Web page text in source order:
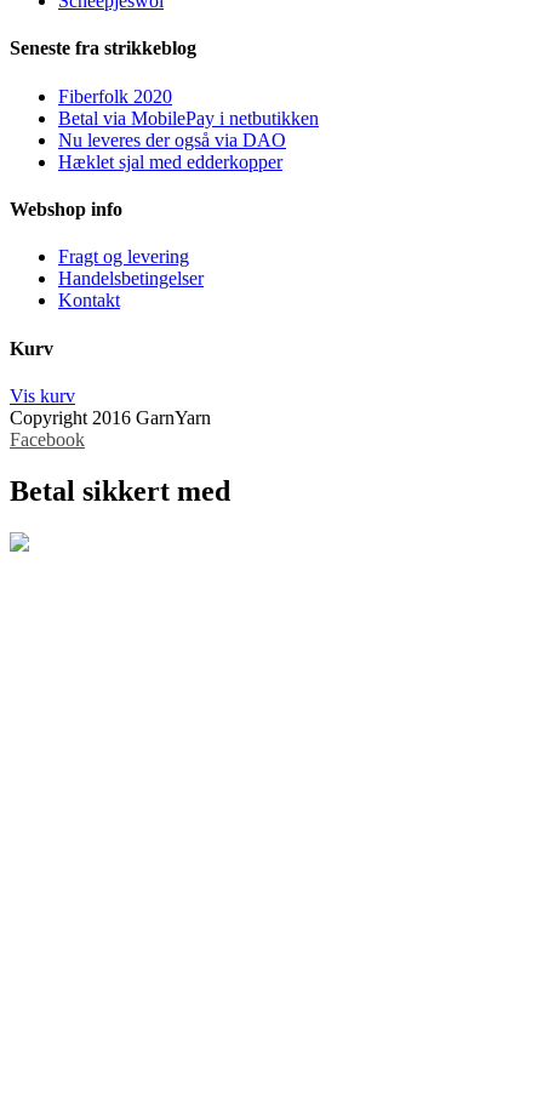
Seneste fra strikkeblog
Fiberfolk 2020
Betal via MobilePay i netbutikken
Nu leveres der også via DAO
Hæklet sjal med edderkopper
Webshop info
Fragt og levering
Handelsbetingelser
Kontakt
Kurv
Vis kurv
Copyright 2016 GarnYarn
Facebook
Betal sikkert med